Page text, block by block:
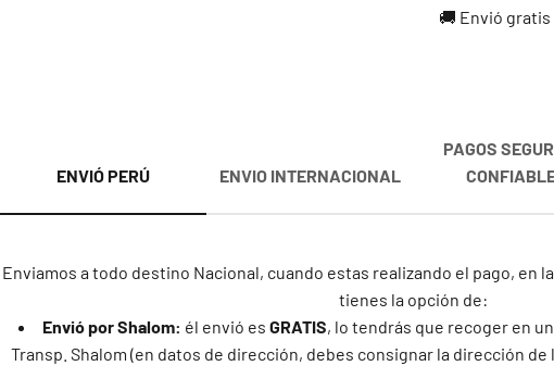
26 estándar
29 estándar
31 estándar
32 estándar
🚚 Envió
ENVIÓ PERÚ
Enviamos a todo destino Nacional, cuando estas realizando el pago, en
tienes la opción de:
Envió por Shalom: él envió es GRATIS, lo tendrás que recoger en
Transp. Shalom (en datos de dirección, debes consignar la dirección
ENVIO INTERNACIONAL
PAGOS